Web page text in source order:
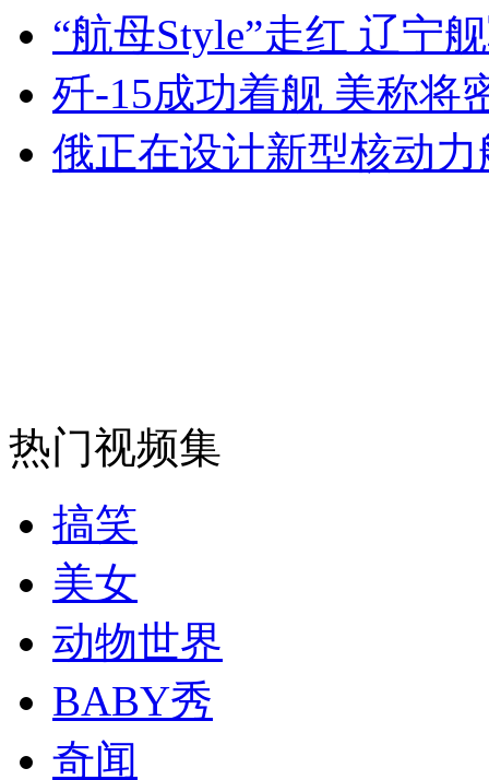
外交部：有关国家言论片面不公正
安徽一实载49人客车翻车
司机酒驾遇交警 急速倒车逃窜
“航母Style”走红 辽宁
歼-15成功着舰 美称将
俄正在设计新型核动
热门视频集
搞笑
美女
动物世界
BABY秀
奇闻